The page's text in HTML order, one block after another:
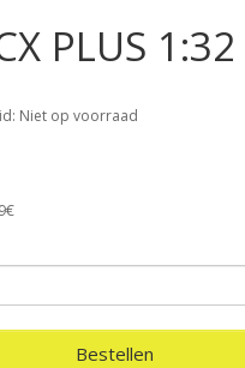
PLUS 1:32
Niet op voorraad
Bestellen